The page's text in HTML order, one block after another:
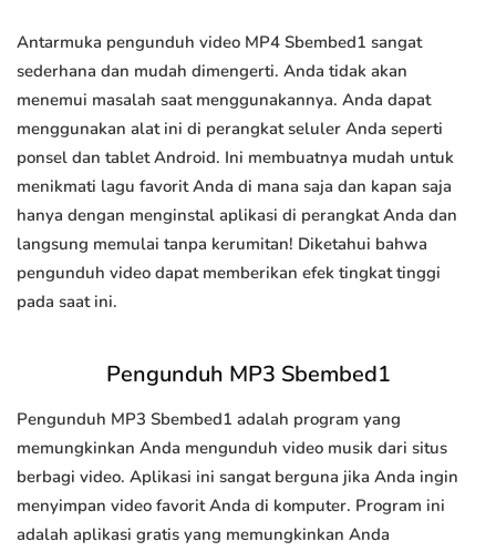
Antarmuka pengunduh video MP4 Sbembed1 sangat
sederhana dan mudah dimengerti. Anda tidak akan
menemui masalah saat menggunakannya. Anda dapat
menggunakan alat ini di perangkat seluler Anda seperti
ponsel dan tablet Android. Ini membuatnya mudah untuk
menikmati lagu favorit Anda di mana saja dan kapan saja
hanya dengan menginstal aplikasi di perangkat Anda dan
langsung memulai tanpa kerumitan! Diketahui bahwa
pengunduh video dapat memberikan efek tingkat tinggi
pada saat ini.
Pengunduh MP3 Sbembed1
Pengunduh MP3 Sbembed1 adalah program yang
memungkinkan Anda mengunduh video musik dari situs
berbagi video. Aplikasi ini sangat berguna jika Anda ingin
menyimpan video favorit Anda di komputer. Program ini
adalah aplikasi gratis yang memungkinkan Anda